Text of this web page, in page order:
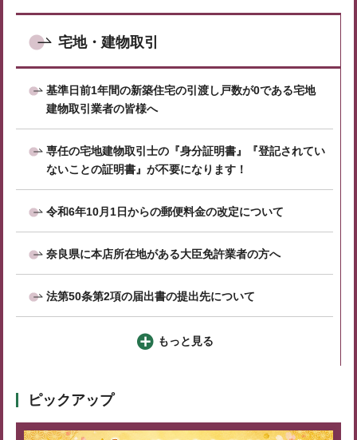
宅地・建物取引
基準日前1年間の新築住宅の引渡し戸数が0である宅地
建物取引業者の皆様へ
専任の宅地建物取引士の『身分証明書』『登記されてい
ないことの証明書』が不要になります！
令和6年10月1日からの郵便料金の改定について
奈良県に本店所在地がある大臣免許業者の方へ
法第50条第2項の届出書の提出先について
もっと見る
ピックアップ